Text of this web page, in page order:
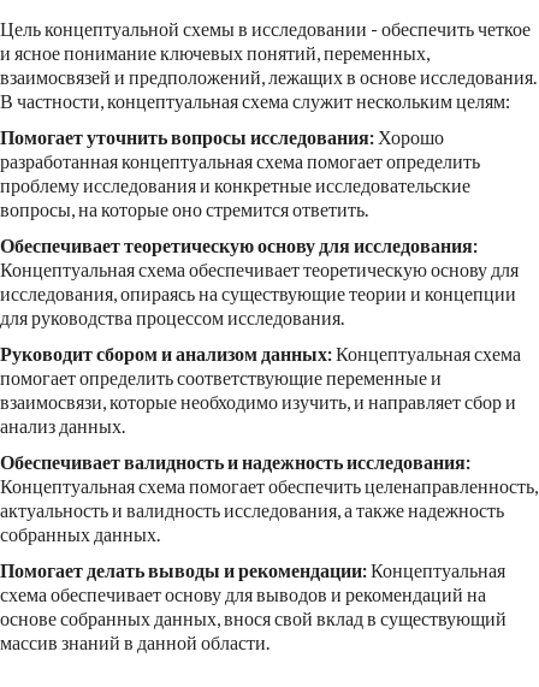
Цель концептуальной схемы в исследовании - обеспечить четкое
и ясное понимание ключевых понятий, переменных,
взаимосвязей и предположений, лежащих в основе исследования.
В частности, концептуальная схема служит нескольким целям:
Помогает уточнить вопросы исследования: Хорошо
разработанная концептуальная схема помогает определить
проблему исследования и конкретные исследовательские
вопросы, на которые оно стремится ответить.
Обеспечивает теоретическую основу для исследования:
Концептуальная схема обеспечивает теоретическую основу для
исследования, опираясь на существующие теории и концепции
для руководства процессом исследования.
Руководит сбором и анализом данных:Концептуальная схема
помогает определить соответствующие переменные и
взаимосвязи, которые необходимо изучить, и направляет сбор и
анализ данных.
Обеспечивает валидность и надежность исследования:
Концептуальная схема помогает обеспечить целенаправленность,
актуальность и валидность исследования, а также надежность
собранных данных.
Помогает делать выводы и рекомендации:Концептуальная
схема обеспечивает основу для выводов и рекомендаций на
основе собранных данных, внося свой вклад в существующий
массив знаний в данной области.